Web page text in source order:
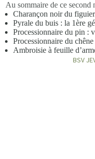
Au sommaire de ce second
Charançon noir du
Pyrale du buis : la 1ère
Processionnaire du pin :
Processionnaire du
Ambroisie à feuille
BSV